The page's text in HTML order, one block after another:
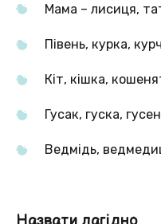
Мама – лисиця,
Півень, курка,
Кіт, кішка,
Гусак, гуска,
Ведмідь,